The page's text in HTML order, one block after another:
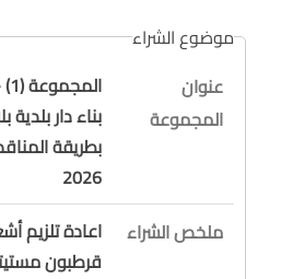
موضوع الشراء
عنوان
المجموعة
بناء دار
بطريقة
2026
ملخص الشراء
اعادة تلزيم
قرطبون